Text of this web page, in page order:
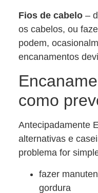
Fios de cabelo –
os cabelos, ou
podem,
encanamentos
como
Antecipadamente
alternativas e
problema for
fazer
gordura